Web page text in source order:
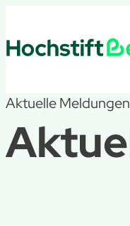
Aktuelle Meldungen